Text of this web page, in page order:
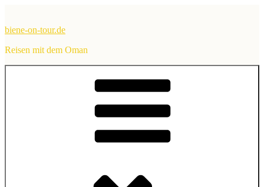
springen
biene-on-tour.de
Reisen mit dem Oman